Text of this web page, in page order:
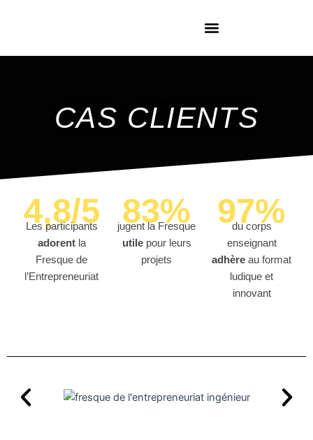
CAS CLIENTS
4,8/5
Les participants
adorentla
Fresque de
l’Entrepreneuriat
83%
jugent la Fresque
utilepour leurs
projets
97%
du corps
enseignant
adhère au format
ludique et
innovant